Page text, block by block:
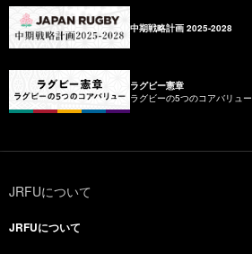
中期戦略計画 2025-2028
ラグビー憲章
ラグビーの5つのコアバリュー
JRFUについて
JRFUについて